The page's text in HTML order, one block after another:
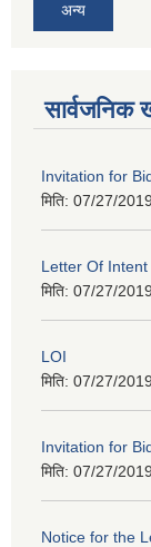
अन्य
सार्वजनिक
Invitation for
मिति: 07/27/
Letter Of Intent
मिति: 07/27/
LOI
मिति: 07/27/
Invitation for
मिति: 07/27/
Notice for the